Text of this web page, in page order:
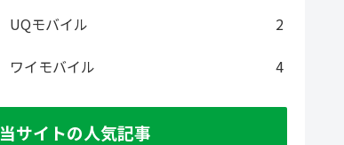
UQモバイル
2
ワイモバイル
4
当サイトの人気記事